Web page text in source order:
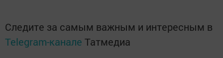
Следите за самым важным и интересным в
Telegram-канале Татмедиа